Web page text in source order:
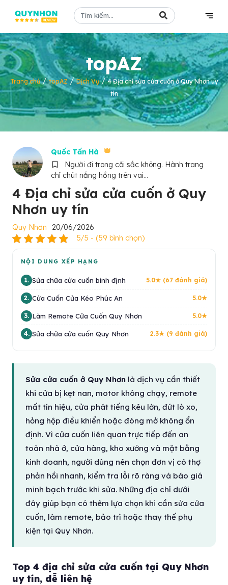
topAZ
Trang chủ/topAZ/Dịch Vụ/4 Địa chỉ sửa cửa cuốn ở Quy Nhơn uy
tín
Quốc Tấn Hà
Người đi trong cõi sắc không. Hành trang
chỉ chút nắng hồng trên vai...
4 Địa chỉ sửa cửa cuốn ở Quy
Nhơn uy tín
Quy Nhơn
20/06/2026
5/5 - (59 bình chọn)
NỘI DUNG XẾP HẠNG
1. Sửa chữa cửa cuốn bình định 5.0★ (67 đánh giá)
2. Cửa Cuốn Cửa Kéo Phúc An 5.0★
3. Làm Remote Cửa Cuốn Quy Nhơn 5.0★
4. Sửa chữa cửa cuốn Quy Nhơn 2.3★ (9 đánh giá)
Sửa cửa cuốn ở Quy Nhơn là dịch vụ cần thiết
khi cửa bị kẹt nan, motor không chạy, remote
mất tín hiệu, cửa phát tiếng kêu lớn, đứt lò xo,
hỏng hộp điều khiển hoặc đóng mở không ổn
định. Vì cửa cuốn liên quan trực tiếp đến an
toàn nhà ở, cửa hàng, kho xưởng và mặt bằng
kinh doanh, người dùng nên chọn đơn vị có thợ
phản hồi nhanh, kiểm tra lỗi rõ ràng và báo giá
minh bạch trước khi sửa. Những địa chỉ dưới
đây giúp bạn có thêm lựa chọn khi cần sửa cửa
cuốn, làm remote, bảo trì hoặc thay thế phụ
kiện tại Quy Nhơn.
Top 4 địa chỉ sửa cửa cuốn tại Quy Nhơn
uy tín, dễ liên hệ